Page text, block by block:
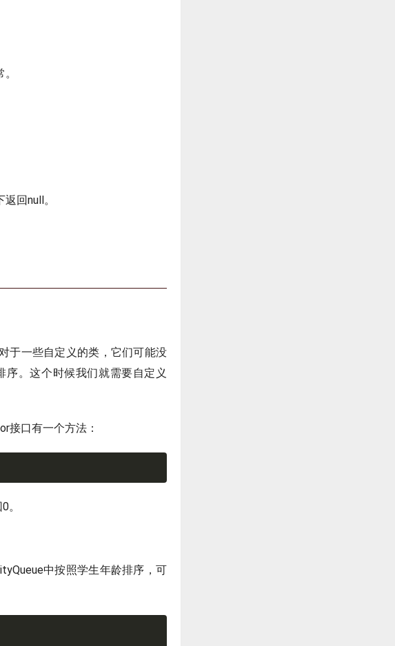
回null。
于一些自定义的类，它们可能没
序。这个时候我们就需要自定义
接口有一个方法：
。
中按照学生年龄排序，可